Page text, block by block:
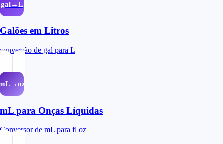
gal→L
Galões em Litros
conversão de gal para L
mL para Onças Líquidas
Conversor de mL para fl oz